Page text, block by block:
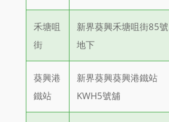
禾塘咀
街
新界葵興禾塘咀街85號
地下
葵興港
鐵站
新界葵興葵興港鐵站
KWH5號舖